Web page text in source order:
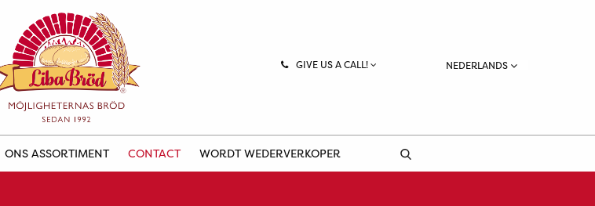
GIVE US A CALL! NEDERLANDS
ONS ASSORTIMENT CONTACT WORDT WEDERVERKOPER